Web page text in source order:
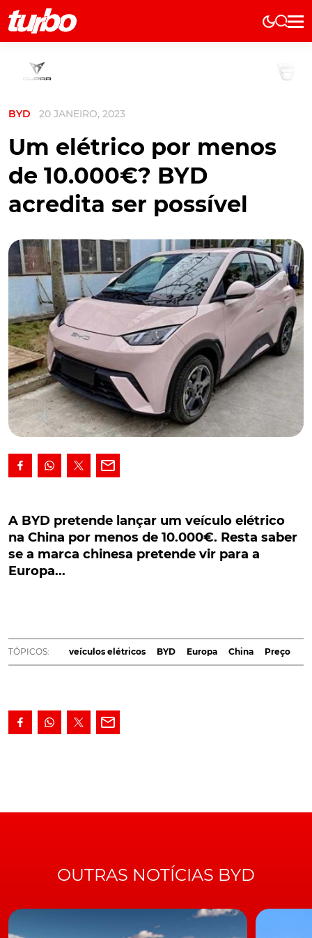
Elétricos
Testes
Marcas
História
Elétricos
Técnica
Testes
BYD 20 JANEIRO, 2023
Um elétrico por menos
de 10.000€? BYD
acredita ser possível
China por menos de 10.000€. Resta saber se a
marca chinesa pretende vir para a Europa...
A BYD pretende lançar um veículo elétrico na China
por menos de 10.000€. Resta saber se a marca
chinês por um preço inferior a dez mil euros e resta
saber se também poderá ser comercializado na Europa.
um pequeno veículo citadino que poderia ser batizado
centímetros mais curto do que o Seat Ibiza.
China, o BYD Seagull poderá ser vendido por um preço
entre 60.000 e 80.000 yuanes, isto é, entre 8172 e 10.897
A BYD pretende lançar um veículo elétrico
na China por menos de 10.000€. Resta saber
se a marca chinesa pretende vir para a
Europa...
TÓPICOS: veículos elétricos BYD Europa China Preço
OUTRAS NOTÍCIAS BYD